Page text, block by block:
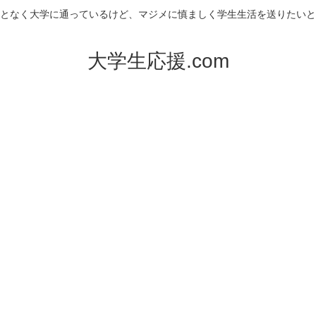
なく大学に通っているけど、マジメに慎ましく学生生活を送りたい
大学生応援.com